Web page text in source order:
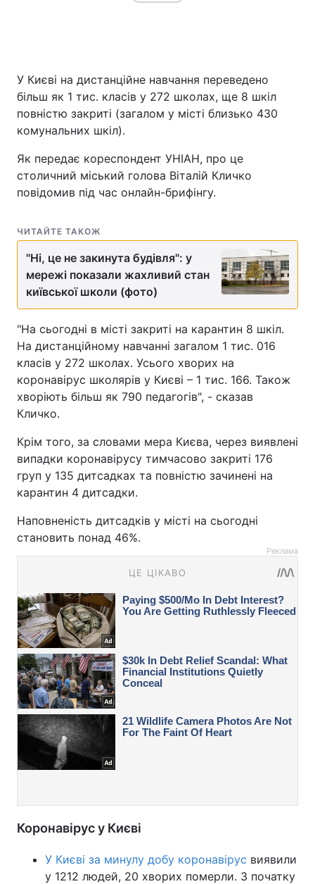
У Києві на дистанційне навчання переведено
більш як 1 тис. класів у 272 школах, ще 8 шкіл
повністю закриті (загалом у місті близько 430
комунальних шкіл).
Як передає кореспондент УНІАН, про це
столичний міський голова Віталій Кличко
повідомив під час онлайн-брифінгу.
ЧИТАЙТЕ ТАКОЖ
"Ні, це не закинута будівля": у
мережі показали жахливий стан
київської школи (фото)
"На сьогодні в місті закриті на карантин 8 шкіл.
На дистанційному навчанні загалом 1 тис. 016
класів у 272 школах. Усього хворих на
коронавірус школярів у Києві – 1 тис. 166. Також
хворіють більш як 790 педагогів", - сказав
Кличко.
Крім того, за словами мера Києва, через виявлені
випадки коронавірусу тимчасово закриті 176
груп у 135 дитсадках та повністю зачинені на
карантин 4 дитсадки.
Наповненість дитсадків у місті на сьогодні
становить понад 46%.
Реклама
Коронавірус у Києві
У Києві за минулу добу коронавірус виявили
у 1212 людей, 20 хворих померли. З початку